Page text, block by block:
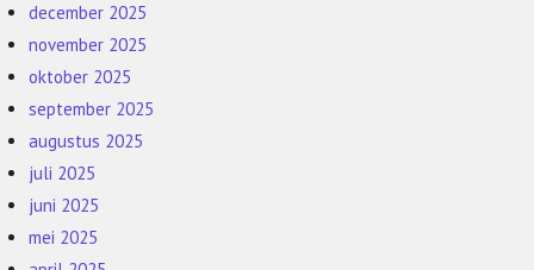
december 2025
november 2025
oktober 2025
september 2025
augustus 2025
juli 2025
juni 2025
mei 2025